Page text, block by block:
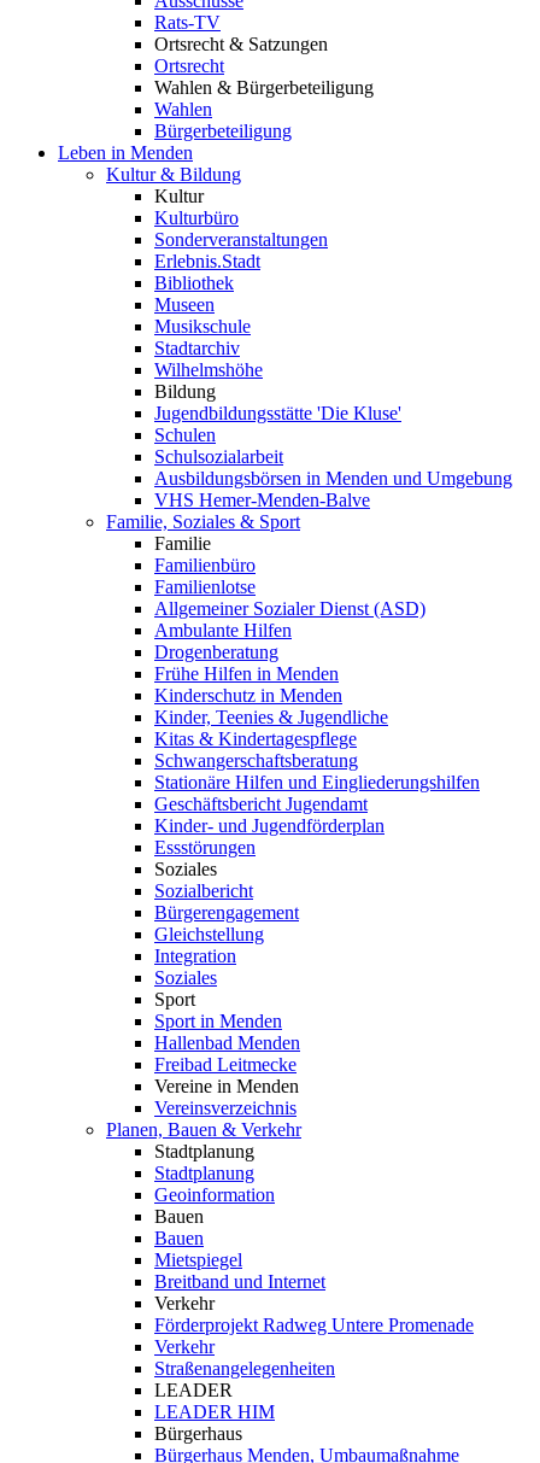
Rats-TV
Ortsrecht & Satzungen
Ortsrecht
Wahlen & Bürgerbeteiligung
Wahlen
Bürgerbeteiligung
Leben in Menden
Kultur & Bildung
Kultur
Kulturbüro
Sonderveranstaltungen
Erlebnis.Stadt
Bibliothek
Museen
Musikschule
Stadtarchiv
Wilhelmshöhe
Bildung
Jugendbildungsstätte 'Die Kluse'
Schulen
Schulsozialarbeit
Ausbildungsbörsen in Menden und Umgebung
VHS Hemer-Menden-Balve
Familie, Soziales & Sport
Familie
Familienbüro
Familienlotse
Allgemeiner Sozialer Dienst (ASD)
Ambulante Hilfen
Drogenberatung
Frühe Hilfen in Menden
Kinderschutz in Menden
Kinder, Teenies & Jugendliche
Kitas & Kindertagespflege
Schwangerschaftsberatung
Stationäre Hilfen und Eingliederungshilfen
Geschäftsbericht Jugendamt
Kinder- und Jugendförderplan
Essstörungen
Soziales
Sozialbericht
Bürgerengagement
Gleichstellung
Integration
Soziales
Sport
Sport in Menden
Hallenbad Menden
Freibad Leitmecke
Vereine in Menden
Vereinsverzeichnis
Planen, Bauen & Verkehr
Stadtplanung
Stadtplanung
Geoinformation
Bauen
Bauen
Mietspiegel
Breitband und Internet
Verkehr
Förderprojekt Radweg Untere Promenade
Verkehr
Straßenangelegenheiten
LEADER
LEADER HIM
Bürgerhaus
Bürgerhaus Menden, Umbaumaßnahme